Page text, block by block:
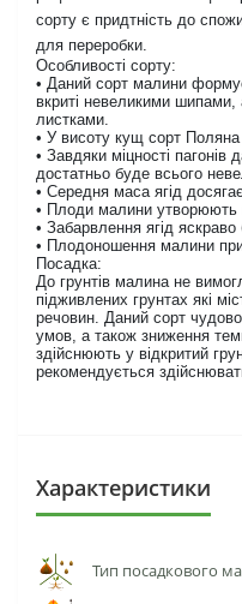
сорту є придтність до
для переробки.
Особливості сорту:
• Даний сорт малини
вкриті невеликими
листками.
• У висоту кущ сорт
• Завдяки міцності пагонів
достатньо буде всього
• Середня маса ягід
• Плоди малини утворюють
• Забарвлення ягід яскраво
• Плодоношення малини
Посадка:
До грунтів малина не
підживлених грунтах які
речовин. Даний сорт
умов, а також зниження
здійснюють у відкритий
рекомендується
Характеристики
Тип посадкового